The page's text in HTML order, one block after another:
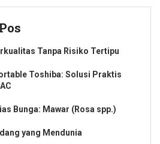
Tanpa Risiko Tertipu
Toshiba: Solusi Praktis
Bunga: Mawar (Rosa spp.)
yang Mendunia